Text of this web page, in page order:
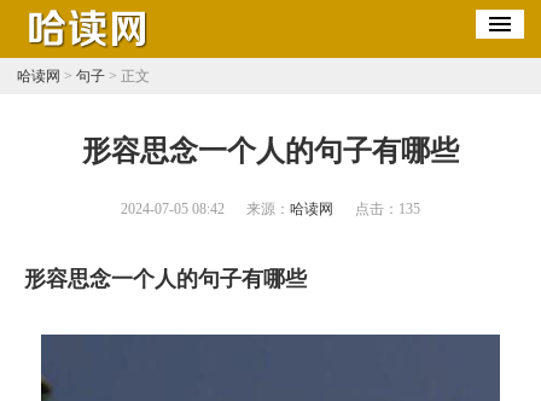
哈读网 > 句子> 正文
​形容思念一个人的句子有哪些
2024-07-05 08:42 来源： 哈读网 点击： 135
形容思念一个人的句子有哪些